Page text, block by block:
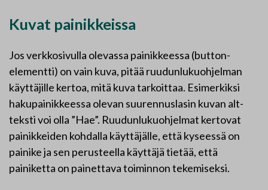
Kuvat painikkeissa
Jos verkkosivulla olevassa painikkeessa (button-
elementti) on vain kuva, pitää ruudunlukuohjelman
käyttäjille kertoa, mitä kuva tarkoittaa. Esimerkiksi
hakupainikkeessa olevan suurennuslasin kuvan alt-
teksti voi olla ”Hae”. Ruudunlukuohjelmat kertovat
painikkeiden kohdalla käyttäjälle, että kyseessä on
painike ja sen perusteella käyttäjä tietää, että
painiketta on painettava toiminnon tekemiseksi.